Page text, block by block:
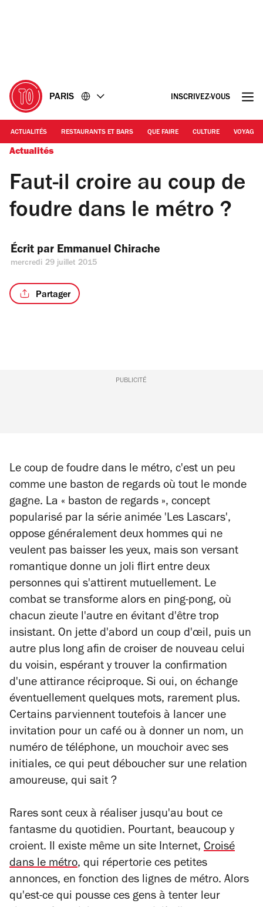
PARIS INSCRIVEZ-VOUS
ACTUALITÉS RESTAURANTS ET BARS QUE FAIRE CULTURE VOYAGE
Actualités
Faut-il croire au coup de
foudre dans le métro ?
Écrit par Emmanuel Chirache
mercredi 29 juillet 2015
Partager
PUBLICITÉ
Le coup de foudre dans le métro, c'est un peu
comme une baston de regards où tout le monde
gagne. La « baston de regards », concept
popularisé par la série animée 'Les Lascars',
oppose généralement deux hommes qui ne
veulent pas baisser les yeux, mais son versant
romantique donne un joli flirt entre deux
personnes qui s'attirent mutuellement. Le
combat se transforme alors en ping-pong, où
chacun zieute l'autre en évitant d'être trop
insistant. On jette d'abord un coup d'œil, puis un
autre plus long afin de croiser de nouveau celui
du voisin, espérant y trouver la confirmation
d'une attirance réciproque. Si oui, on échange
éventuellement quelques mots, rarement plus.
Certains parviennent toutefois à lancer une
invitation pour un café ou à donner un nom, un
numéro de téléphone, un mouchoir avec ses
initiales, ce qui peut déboucher sur une relation
amoureuse, qui sait ?
Rares sont ceux à réaliser jusqu'au bout ce
fantasme du quotidien. Pourtant, beaucoup y
croient. Il existe même un site Internet, Croisé
dans le métro, qui répertorie ces petites
annonces, en fonction des lignes de métro. Alors
qu'est-ce qui pousse ces gens à tenter leur